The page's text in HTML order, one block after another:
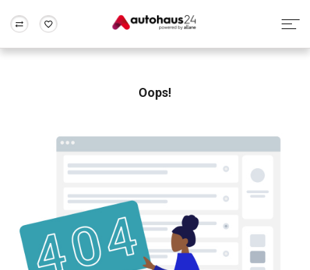
Rund um die Inzahlungnahme
Oops!